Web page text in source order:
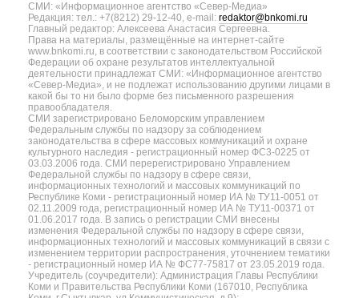
СМИ: «Информационное агентство «Север-Медиа»
Редакция: тел.: +7(8212) 29-12-40, e-mail: redaktor@bnkomi.ru
Главный редактор: Алексеева Анастасия Сергеевна.
Права на материалы, размещённые на интернет-сайте
www.bnkomi.ru, в соответствии с законодательством Российской
Федерации об охране результатов интеллектуальной
деятельности принадлежат СМИ: «Информационное агентство
«Север-Медиа», и не подлежат использованию другими лицами в
какой бы то ни было форме без письменного разрешения
правообладателя.
СМИ зарегистрировано Беломорским управлением
Федеральным службы по надзору за соблюдением
законодательства в сфере массовых коммуникаций и охране
культурного наследия - регистрационный номер ФС3-0225 от
03.03.2006 года. СМИ перерегистрировано Управлением
Федеральной службы по надзору в сфере связи,
информационных технологий и массовых коммуникаций по
Республике Коми - регистрационный номер ИА № ТУ11-0051 от
02.11.2009 года, регистрационный номер ИА № ТУ11-00371 от
01.06.2017 года. В запись о регистрации СМИ внесены
изменения Федеральной службы по надзору в сфере связи,
информационных технологий и массовых коммуникаций в связи с
изменением территории распространения, уточнением тематики
- регистрационный номер ИА № ФС77-75817 от 23.05.2019 года.
Учредитель (соучредители): Администрация Главы Республики
Коми и Правительства Республики Коми (167010, Республика